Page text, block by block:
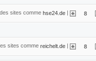
sites comme hse24.de | 8
sites comme reichelt.de 8